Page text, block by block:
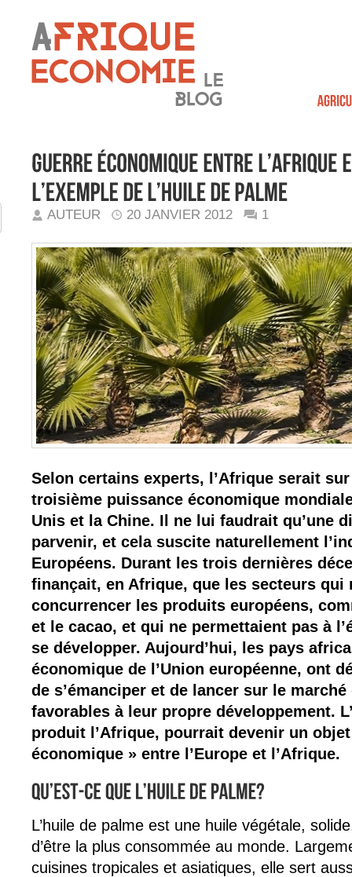
AUTEUR 20 JANVIER 2012 1
Selon certains experts, l’Afrique serait
troisième puissance économique
Unis et la Chine. Il ne lui faudrait qu’une
parvenir, et cela suscite naturellement
Européens. Durant les trois dernières
finançait, en Afrique, que les secteurs qui
concurrencer les produits européens,
et le cacao, et qui ne permettaient pas à
se développer. Aujourd’hui, les pays
économique de l’Union européenne, ont
de s’émanciper et de lancer sur le
favorables à leur propre développement.
produit l’Afrique, pourrait devenir un
économique » entre l’Europe et l’Afrique.
L’huile de palme est une huile végétale,
d’être la plus consommée au monde.
cuisines tropicales et asiatiques, elle sert